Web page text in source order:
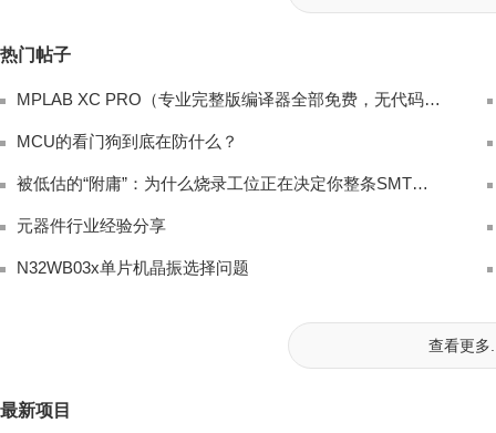
热门帖子
MPLAB XC PRO（专业完整版编译器全部免费，无代码限制、无高级优化封锁，商
MCU的看门狗到底在防什么？
被低估的“附庸”：为什么烧录工位正在决定你整条SMT产线的有效产出？
元器件行业经验分享
N32WB03x单片机晶振选择问题
查看更多
最新项目